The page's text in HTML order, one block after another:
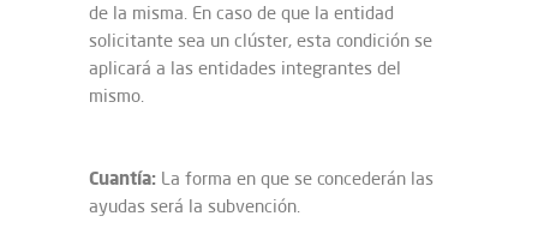
de la misma. En caso de que la entidad
solicitante sea un clúster, esta condición se
aplicará a las entidades integrantes del
mismo.
Cuantía: La forma en que se concederán las
ayudas será la subvención.